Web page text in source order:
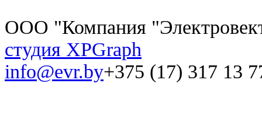
ООО "Компания
студия XPGraph
info@evr.by+375 (17) 317 13